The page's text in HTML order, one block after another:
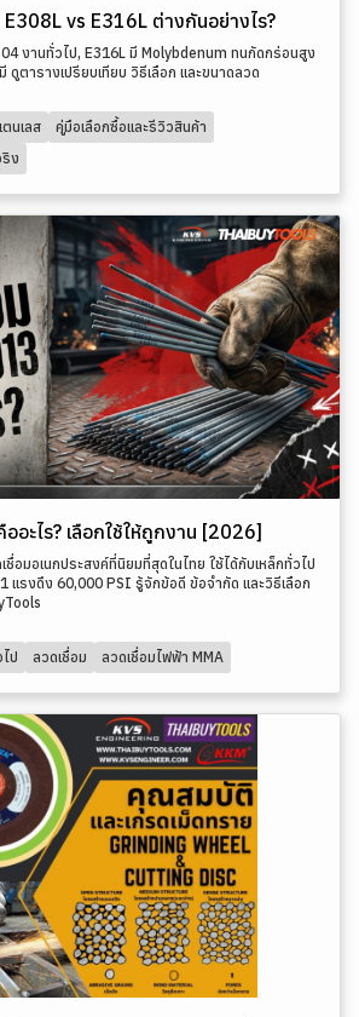
E308L vs E316L ต่างกันอย่างไร?
งานทั่วไป, E316L มี Molybdenum ทนกัดกร่อนสูง
มี ดูตารางเปรียบเทียบ วิธีเลือก และขนาดลวด
นเลส
คู่มือเลือกซื้อและรีวิวสินค้า
ง
อะไร? เลือกใช้ให้ถูกงาน [2026]
อมอเนกประสงค์ที่นิยมที่สุดในไทย ใช้ได้กับเหล็กทั่วไป
แรงดึง 60,000 PSI รู้จักข้อดี ข้อจำกัด และวิธีเลือก
ป ลวดเชื่อม ลวดเชื่อมไฟฟ้า MMA